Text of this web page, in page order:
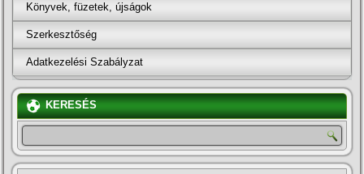
Könyvek, füzetek, újságok
Szerkesztőség
Adatkezelési Szabályzat
KERESÉS